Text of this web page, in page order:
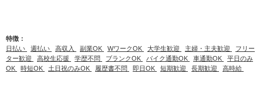
特徴：
日払い
週払い 高収入 副業OK WワークOK 大学生歓迎 主婦・主夫歓迎
フリー
ター歓迎
高校生応援 学歴不問 ブランクOK バイク通勤OK 車通勤OK
平日のみ
OK
時短OK 土日祝のみOK 履歴書不問 即日OK 短期歓迎 長期歓迎 高時給